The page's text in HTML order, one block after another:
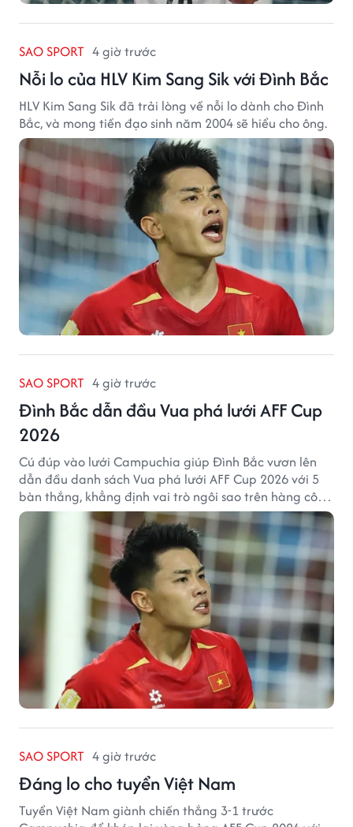
SAO SPORT 4 giờ trước
Nỗi lo của HLV Kim Sang Sik với Đình Bắc
HLV Kim Sang Sik đã trải lòng về nỗi lo dành cho Đình
Bắc, và mong tiền đạo sinh năm 2004 sẽ hiểu cho ông.
SAO SPORT 4 giờ trước
Đình Bắc dẫn đầu Vua phá lưới AFF Cup
2026
Cú đúp vào lưới Campuchia giúp Đình Bắc vươn lên
dẫn đầu danh sách Vua phá lưới AFF Cup 2026 với 5
bàn thắng, khẳng định vai trò ngôi sao trên hàng công
tuyển Việt Nam.
SAO SPORT 4 giờ trước
Đáng lo cho tuyển Việt Nam
Tuyển Việt Nam giành chiến thắng 3-1 trước